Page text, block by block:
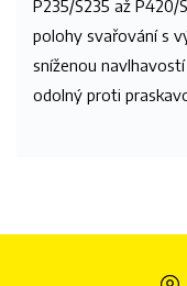
P235/S235 až P420/
polohy svařování s
sníženou
odolný proti